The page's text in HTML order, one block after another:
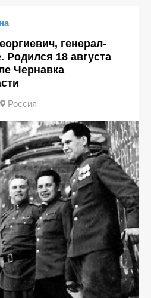
генерал-
Родился 18 августа
Чернавка
Россия